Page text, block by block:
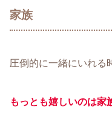
家族
圧倒的に一緒にいれる
もっとも嬉しいのは家